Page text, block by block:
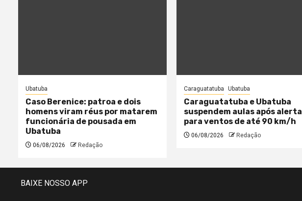
Ubatuba
Caso Berenice: patroa e dois
homens viram réus por matarem
funcionária de pousada em
Ubatuba
06/08/2026 Redação
Caraguatatuba Ubatuba
Caraguatatuba e Ubatuba
suspendem aulas após alerta
para ventos de até 90 km/h
06/08/2026 Redação
BAIXE NOSSO APP